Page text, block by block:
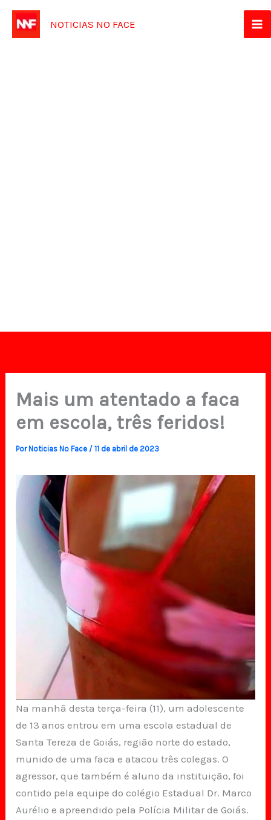
para
NOTICIAS NO FACE
Mais um atentado a faca
em escola, três feridos!
PorNoticias No Face /11 de abril de 2023
Na manhã desta terça-feira (11), um adolescente
de 13 anos entrou em uma escola estadual de
Santa Tereza de Goiás, região norte do estado,
munido de uma faca e atacou três colegas. O
agressor, que também é aluno da instituição, foi
contido pela equipe do colégio Estadual Dr. Marco
Aurélio e apreendido pela Polícia Militar de Goiás.